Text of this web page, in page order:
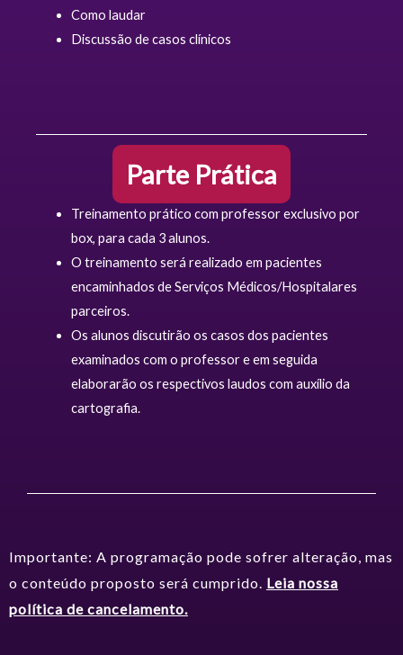
Como laudar
Discussão de casos clínicos
Parte Prática
Treinamento prático com professor exclusivo por
box, para cada 3 alunos.
O treinamento será realizado em pacientes
encaminhados de Serviços Médicos/Hospitalares
parceiros.
Os alunos discutirão os casos dos pacientes
examinados com o professor e em seguida
elaborarão os respectivos laudos com auxílio da
cartografia.
Importante: A programação pode sofrer alteração, mas
o conteúdo proposto será cumprido. Leia nossa
política de cancelamento.